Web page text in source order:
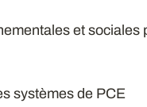
et sociales
systèmes de PCE